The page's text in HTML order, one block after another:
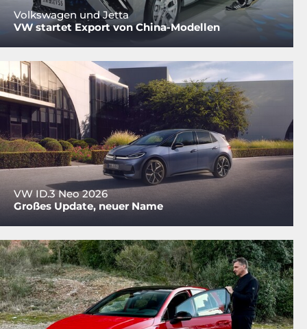
Volkswagen und Jetta
VW startet Export von China-Modellen
VW ID.3 Neo 2026
Großes Update, neuer Name